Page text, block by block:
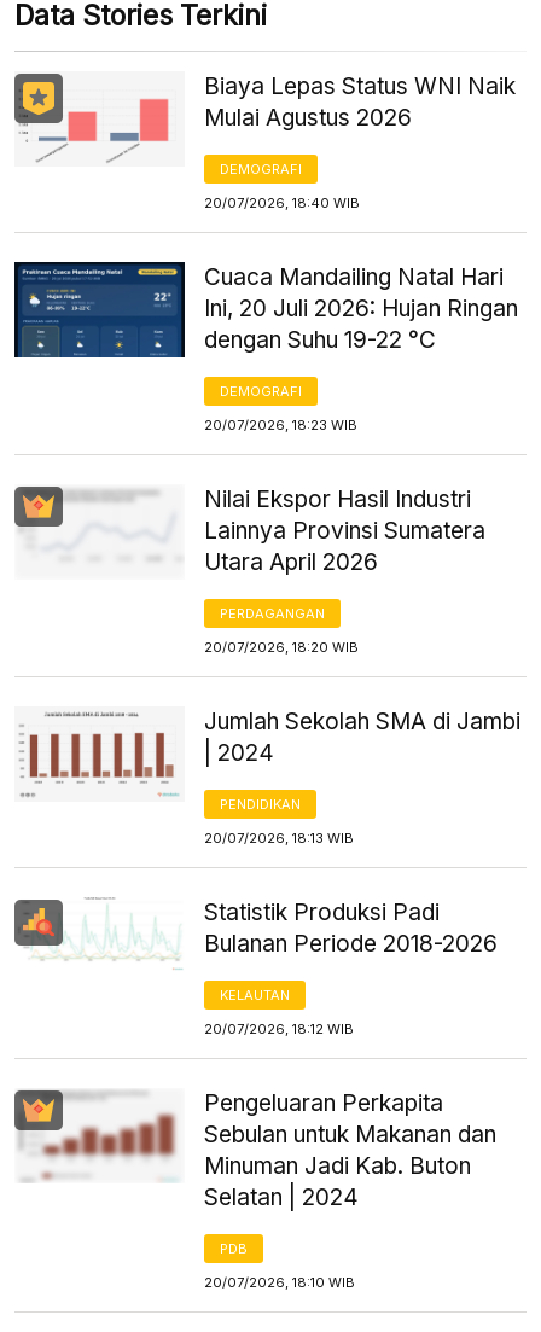
Data Stories Terkini
Biaya Lepas Status WNI Naik
Mulai Agustus 2026
DEMOGRAFI
20/07/2026, 18:40 WIB
Cuaca Mandailing Natal Hari
Ini, 20 Juli 2026: Hujan Ringan
dengan Suhu 19-22 °C
DEMOGRAFI
20/07/2026, 18:23 WIB
Nilai Ekspor Hasil Industri
Lainnya Provinsi Sumatera
Utara April 2026
PERDAGANGAN
20/07/2026, 18:20 WIB
Jumlah Sekolah SMA di Jambi
| 2024
PENDIDIKAN
20/07/2026, 18:13 WIB
Statistik Produksi Padi
Bulanan Periode 2018-2026
KELAUTAN
20/07/2026, 18:12 WIB
Pengeluaran Perkapita
Sebulan untuk Makanan dan
Minuman Jadi Kab. Buton
Selatan | 2024
PDB
20/07/2026, 18:10 WIB